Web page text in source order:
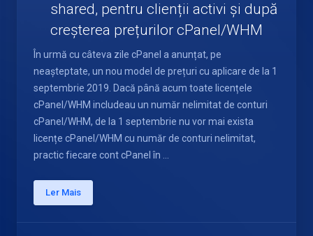
shared, pentru clienții activi și după
creșterea prețurilor cPanel/WHM
În urmă cu câteva zile cPanel a anunțat, pe
neașteptate, un nou model de prețuri cu aplicare de la 1
septembrie 2019. Dacă până acum toate licențele
cPanel/WHM includeau un număr nelimitat de conturi
cPanel/WHM, de la 1 septembrie nu vor mai exista
licențe cPanel/WHM cu număr de conturi nelimitat,
practic fiecare cont cPanel în ...
Ler Mais